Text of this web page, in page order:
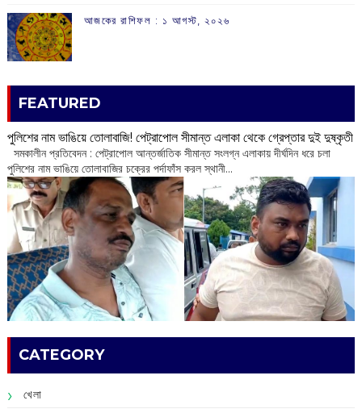
আজকের রাশিফল :‌ ‌‌১ আগস্ট, ২০২৬
FEATURED
পুলিশের নাম ভাঙিয়ে তোলাবাজি! পেট্রাপোল সীমান্ত এলাকা থেকে গ্রেপ্তার দুই দুষ্কৃতী
সমকালীন প্রতিবেদন : পেট্রাপোল আন্তর্জাতিক সীমান্ত সংলগ্ন এলাকায় দীর্ঘদিন ধরে চলা
পুলিশের নাম ভাঙিয়ে তোলাবাজির চক্রের পর্দাফাঁস করল স্থানী...
CATEGORY
খেলা